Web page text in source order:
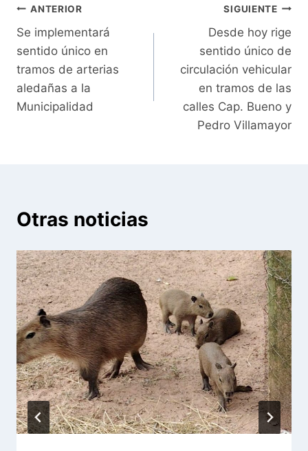
Navegación
de
entradas
ANTERIOR
Se implementará
sentido único en
tramos de arterias
aledañas a la
Municipalidad
SIGUIENTE
Desde hoy rige
sentido único de
circulación vehicular
en tramos de las
calles Cap. Bueno y
Pedro Villamayor
Otras noticias